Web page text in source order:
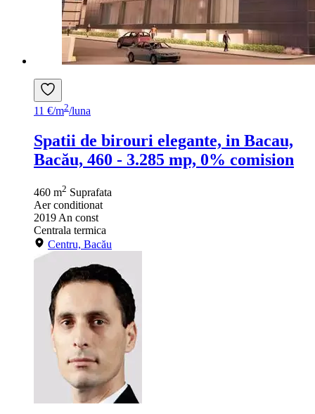
11 €/m2/luna
Spatii de birouri elegante, in Bacau,
Bacău, 460 - 3.285 mp, 0% comision
460 m2 Suprafata
Aer conditionat
2019 An const
Centrala termica
Centru, Bacău